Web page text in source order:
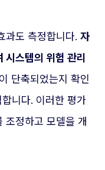
과도 측정합니다. 자
스템의 위험 관리
단축되었는지 확인
니다. 이러한 평가
조정하고 모델을 개